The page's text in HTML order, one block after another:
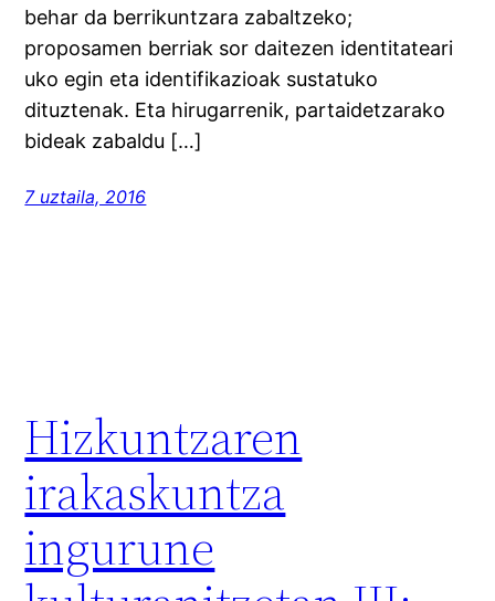
behar da berrikuntzara zabaltzeko;
proposamen berriak sor daitezen identitateari
uko egin eta identifikazioak sustatuko
dituztenak. Eta hirugarrenik, partaidetzarako
bideak zabaldu […]
7 uztaila, 2016
Hizkuntzaren
irakaskuntza
ingurune